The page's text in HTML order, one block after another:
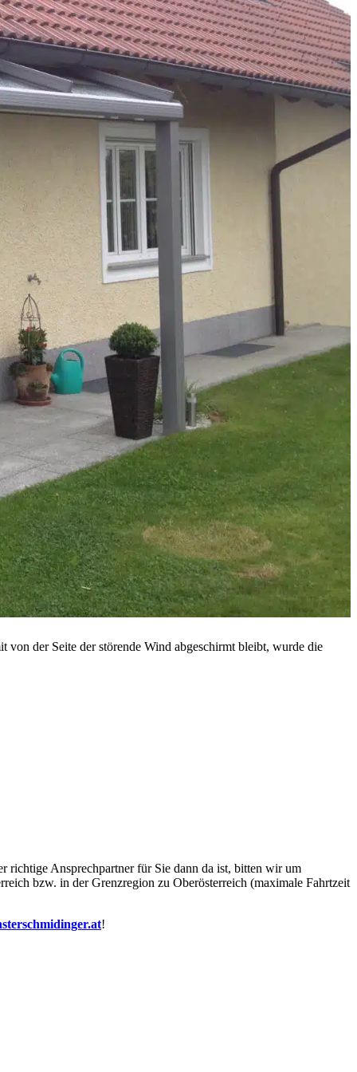
von der Seite der störende Wind abgeschirmt bleibt, wurde die
richtige Ansprechpartner für Sie dann da ist, bitten wir um
bzw. in der Grenzregion zu Oberösterreich (maximale Fahrtzeit
!